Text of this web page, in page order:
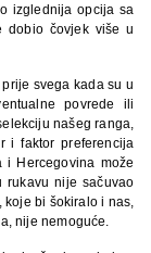
izglednija opcija sa
dobio čovjek više u
svega kada su u
povrede ili
našeg ranga,
i faktor preferencija
i Hercegovina može
rukavu nije sačuvao
bi šokiralo i nas,
nije nemoguće.